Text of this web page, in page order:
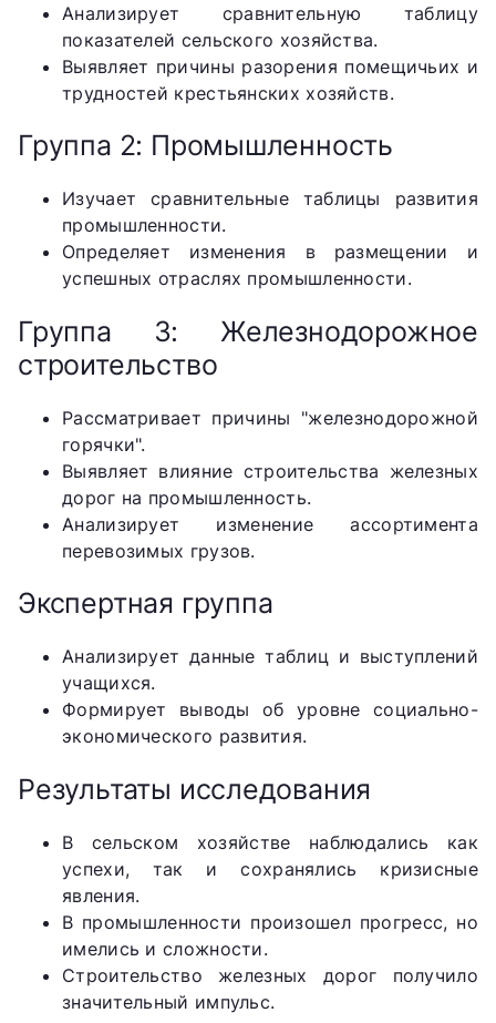
Анализирует сравнительную таблицу
показателей сельского хозяйства.
Выявляет причины разорения помещичьих и
трудностей крестьянских хозяйств.
Группа 2: Промышленность
Изучает сравнительные таблицы развития
промышленности.
Определяет изменения в размещении и
успешных отраслях промышленности.
Группа 3: Железнодорожное
строительство
Рассматривает причины "железнодорожной
горячки".
Выявляет влияние строительства железных
дорог на промышленность.
Анализирует изменение ассортимента
перевозимых грузов.
Экспертная группа
Анализирует данные таблиц и выступлений
учащихся.
Формирует выводы об уровне социально-
экономического развития.
Результаты исследования
В сельском хозяйстве наблюдались как
успехи, так и сохранялись кризисные
явления.
В промышленности произошел прогресс, но
имелись и сложности.
Строительство железных дорог получило
значительный импульс.